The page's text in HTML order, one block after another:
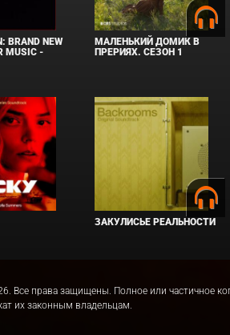
BRAND NEW
MUSIC -
МАЛЕНЬКИЙ ДОМИК В
ПРЕРИЯХ. СЕЗОН 1
ЗАКУЛИСЬЕ РЕАЛЬНОСТИ
Все права защищены. Полное или частичное
их законным владельцам.